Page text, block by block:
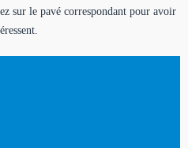
sur le pavé correspondant pour avoir
les rubriques qui